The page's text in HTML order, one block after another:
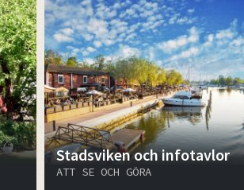
Stadsviken och infotavlor
ATT SE OCH GÖRA